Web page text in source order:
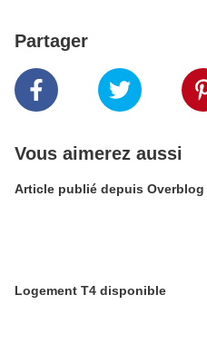
Partager
Vous aimerez aussi
Article publié depuis Overblog
Logement T4 disponible